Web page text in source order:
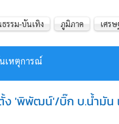
เหตุการณ์
รรม-บันเทิง ภูมิภาค เศร
ตั้ง 'พิพัฒน์'/บิ๊ก บ.น้ำมัน